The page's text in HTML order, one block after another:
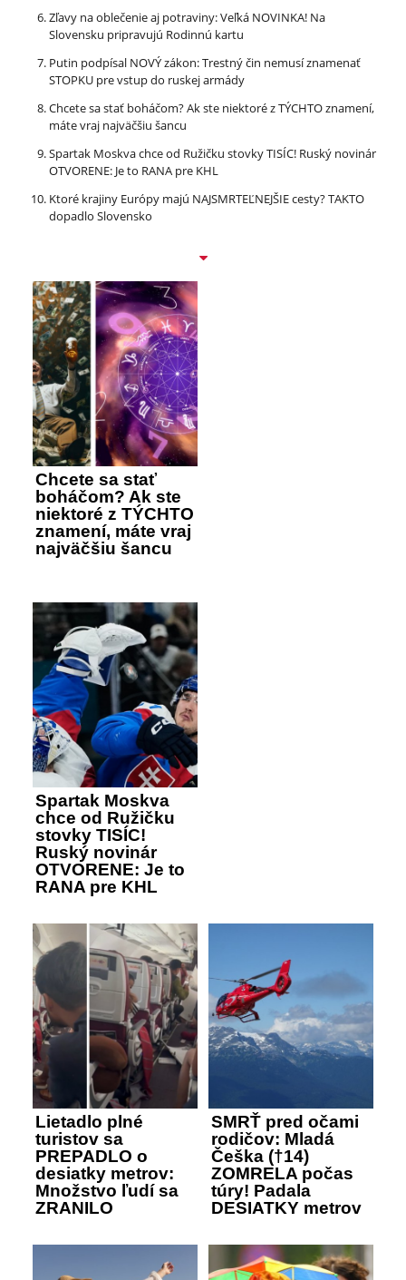
Zľavy na oblečenie aj potraviny: Veľká NOVINKA! Na
Slovensku pripravujú Rodinnú kartu
Putin podpísal NOVÝ zákon: Trestný čin nemusí znamenať
STOPKU pre vstup do ruskej armády
Chcete sa stať boháčom? Ak ste niektoré z TÝCHTO znamení,
máte vraj najväčšiu šancu
Spartak Moskva chce od Ružičku stovky TISÍC! Ruský novinár
OTVORENE: Je to RANA pre KHL
Ktoré krajiny Európy majú NAJSMRTEĽNEJŠIE cesty? TAKTO
dopadlo Slovensko
Chcete sa stať
boháčom? Ak ste
niektoré z TÝCHTO
znamení, máte vraj
najväčšiu šancu
Spartak Moskva
chce od Ružičku
stovky TISÍC!
Ruský novinár
OTVORENE: Je to
RANA pre KHL
Lietadlo plné
turistov sa
PREPADLO o
desiatky metrov:
Množstvo ľudí sa
ZRANILO
SMRŤ pred očami
rodičov: Mladá
Češka (†14)
ZOMRELA počas
túry! Padala
DESIATKY metrov